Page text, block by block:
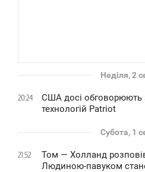
Неділя, 2
20:24
США досі обговорюють
технологій Patriot
Субота, 1
21:52
Том — Холланд
Людиною-павуком